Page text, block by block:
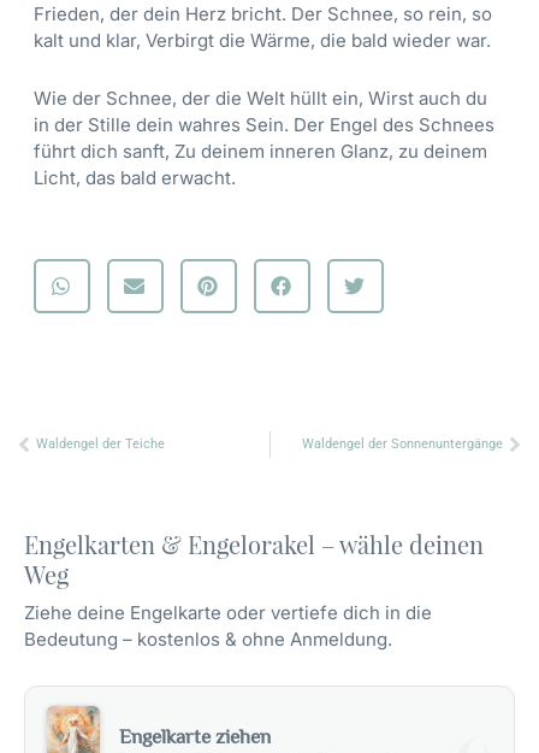
Frieden, der dein Herz bricht. Der Schnee, so rein, so
kalt und klar, Verbirgt die Wärme, die bald wieder war.
Wie der Schnee, der die Welt hüllt ein, Wirst auch du
in der Stille dein wahres Sein. Der Engel des Schnees
führt dich sanft, Zu deinem inneren Glanz, zu deinem
Licht, das bald erwacht.
Zurück
Waldengel der Teiche Waldengel der Sonnenuntergänge
Engelkarten & Engelorakel – wähle deinen
Weg
Ziehe deine Engelkarte oder vertiefe dich in die
Bedeutung – kostenlos & ohne Anmeldung.
Engelkarte ziehen